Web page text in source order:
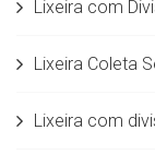
Lixeira com
Lixeira Coleta
Lixeira com